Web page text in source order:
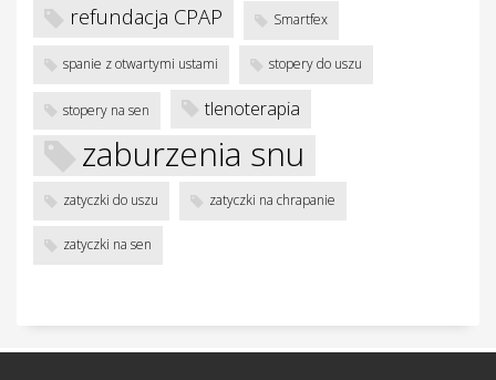
refundacja CPAP Smartfex
spanie z otwartymi ustami stopery do uszu
stopery na sen tlenoterapia
zaburzenia snu
zatyczki do uszu zatyczki na chrapanie
zatyczki na sen